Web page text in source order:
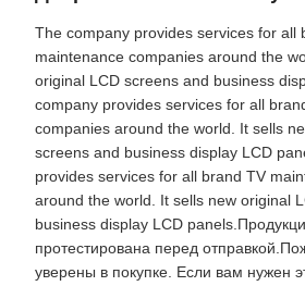
The company provides services for all
maintenance companies around the
original LCD screens and business
company provides services for all
companies around the world. It sells
screens and business display LCD
provides services for all brand TV
around the world. It sells new original
business display LCD
протестирована перед
уверены в покупке. Если вам нужен